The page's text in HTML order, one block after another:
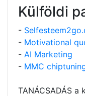
Külföldi
-
- Motivational
- AI Marketing
- MMC
TANÁCSADÁS